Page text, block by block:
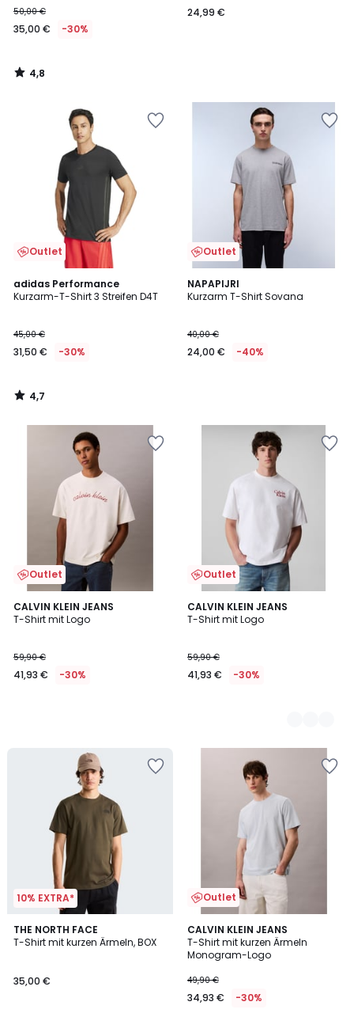
50,00 €
35,00 € -30%
4,8
/
24,99 €
Outlet
adidas Performance
Kurzarm-T-Shirt 3 Streifen D4T
45,00 €
31,50 € -30%
4,7
/ 5
4,7
/
Outlet
NAPAPIJRI
Kurzarm T-Shirt Sovana
40,00 €
24,00 € -40%
Outlet
CALVIN KLEIN JEANS
T-Shirt mit Logo
59,90 €
41,93 € -30%
Outlet
CALVIN KLEIN JEANS
T-Shirt mit Logo
59,90 €
41,93 € -30%
2
Farben
10% EXTRA*
THE NORTH FACE
T-Shirt mit kurzen Ärmeln, BOX
35,00 €
Outlet
CALVIN KLEIN JEANS
T-Shirt mit kurzen Ärmeln
Monogram-Logo
49,90 €
34,93 € -30%